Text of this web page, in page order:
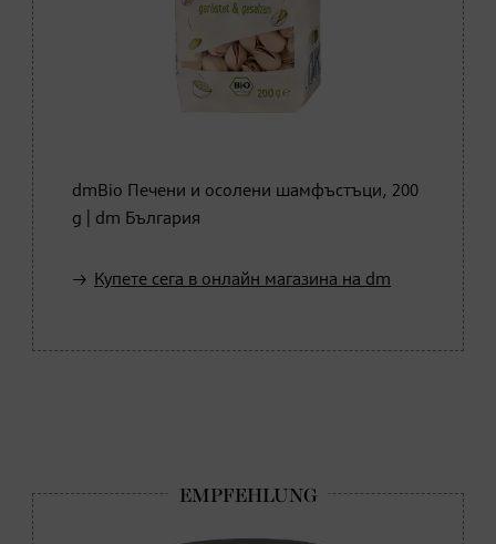
dmBio Печени и осолени шамфъстъци, 200
g | dm България
Купете сега в онлайн магазина на dm